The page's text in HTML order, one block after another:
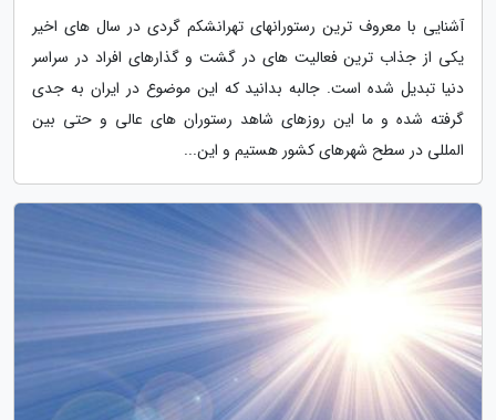
آشنایی با معروف ترین رستورانهای تهرانشکم گردی در سال های اخیر
یکی از جذاب ترین فعالیت های در گشت و گذارهای افراد در سراسر
دنیا تبدیل شده است. جالبه بدانید که این موضوع در ایران به جدی
گرفته شده و ما این روزهای شاهد رستوران های عالی و حتی بین
المللی در سطح شهرهای کشور هستیم و این...